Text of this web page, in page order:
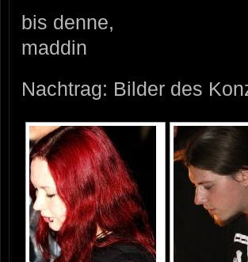
bis denne,
maddin
Nachtrag: Bilder des